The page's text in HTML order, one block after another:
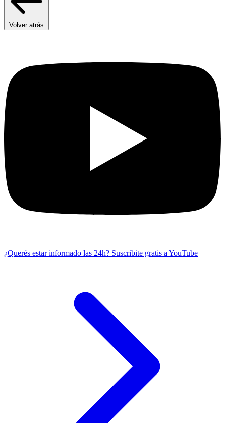
Volver atrás
¿Querés estar informado las 24h? Suscribite gratis a YouTube